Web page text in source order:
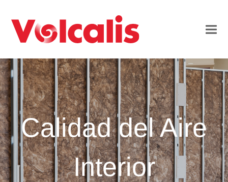
Calidad del Aire
Interior